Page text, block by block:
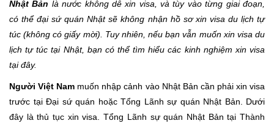
Nhật Bản là nước không dễ xin visa, và tùy vào từng giai đoạn,
có thể đại sứ quán Nhật sẽ không nhận hồ sơ xin visa du lịch tự
túc (không có giấy mời). Tuy nhiên, nếu bạn vẫn muốn xin visa du
lịch tự túc tại Nhật, bạn có thể tìm hiểu các kinh nghiệm xin visa
tại đây.
Người Việt Nam muốn nhập cảnh vào Nhật Bản cần phải xin visa
trước tại Đại sứ quán hoặc Tổng Lãnh sự quán Nhật Bản. Dưới
đây là thủ tục xin visa. Tổng Lãnh sự quán Nhật Bản tại Thành